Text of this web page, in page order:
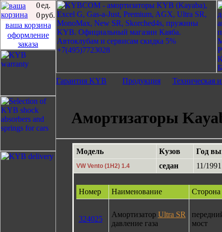
0ед.
0руб.
ваша корзина
оформление
заказа
Гарантия KYB Продукция Техническая
Амортизаторы
Модель Кузов Год
VW Vento (1H2) 1.4 седан 11/
Номер Наименование Сторона
324025
Амортизатор Ultra SR
давление газа
мост